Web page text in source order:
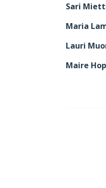
Sari
Maria
Lauri
Maire